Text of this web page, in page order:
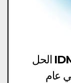
تحميل برنامج أداة IDM trial Reset الحل
عام